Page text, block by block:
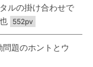
ルの掛け合わせで
552pv
問題のホントとウ